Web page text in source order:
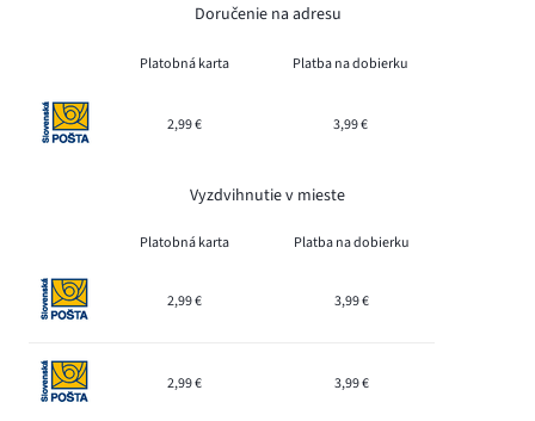
Doručenie na adresu
Platobná karta Platba na dobierku
2,99 € 3,99 €
Vyzdvihnutie v mieste
Platobná karta Platba na dobierku
2,99 € 3,99 €
2,99 € 3,99 €